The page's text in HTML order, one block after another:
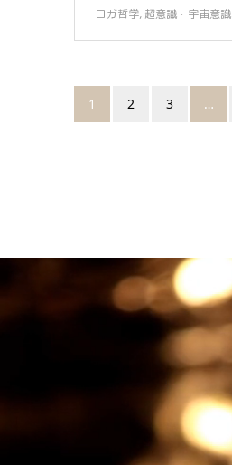
ヨガ哲学, 超意識・宇宙意識
1 2 3 …